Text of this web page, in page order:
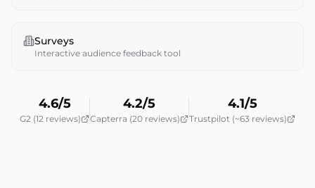
Surveys
Interactive audience feedback tool
4.6/5
G2 (12 reviews)
4.2/5
Capterra (20 reviews)
4.1/5
Trustpilot (~63 reviews)